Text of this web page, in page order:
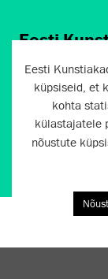
Eesti
Põhja
Tallinn
+372
Liitu
Eesti
küpsiseid, et
kohta
külastajatele
nõustute